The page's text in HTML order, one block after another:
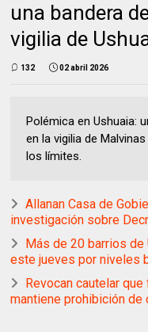
una bandera
vigilia de
132 02 abril 2026
Polémica en Ushuaia:
en la vigilia de
los límites.
Allanan Casa de
investigación sobre
Más de 20 barrios de
este jueves por niveles
Revocan cautelar
mantiene prohibición de